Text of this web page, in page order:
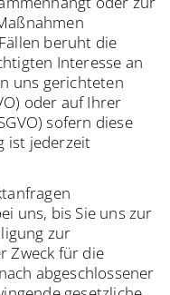
beruht die
Interesse an
uns gerichteten
oder auf Ihrer
sofern diese
ist jederzeit
uns, bis Sie uns zur
zur
Zweck für die
abgeschlossener